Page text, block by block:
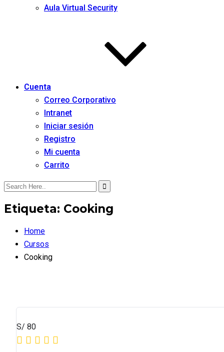
Aula Virtual Security
Cuenta
Correo Corporativo
Intranet
Iniciar sesión
Registro
Mi cuenta
Carrito
Etiqueta: Cooking
Home
Cursos
Cooking
S/ 80